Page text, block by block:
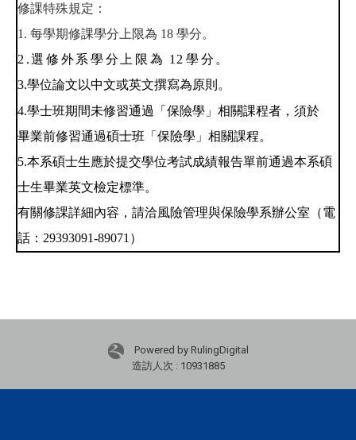
修課特殊規定：
1. 每學期修課學分上限為 18 學分。
2.選修外系學分上限 為 1 2學分 。
3.學位論文以中文或英文撰寫為原則。
4.學士班期間未修習通過「保險學」相關課程者，須於
畢業前修習通過碩士班「保險學」相關課程。
5.本系碩士生應於提交學位考試成績報告單前通過本系碩
士生畢業英文檢定標準。
有關修課詳細內容，請洽風險管理與保險學系辦公室（電
話： 29393091-89071 ）
Powered by RulingDigital
造訪人次 : 10931885